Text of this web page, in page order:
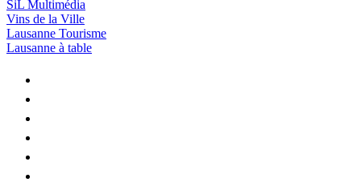
SiL Multimédia
Vins de la Ville
Lausanne Tourisme
Lausanne à table